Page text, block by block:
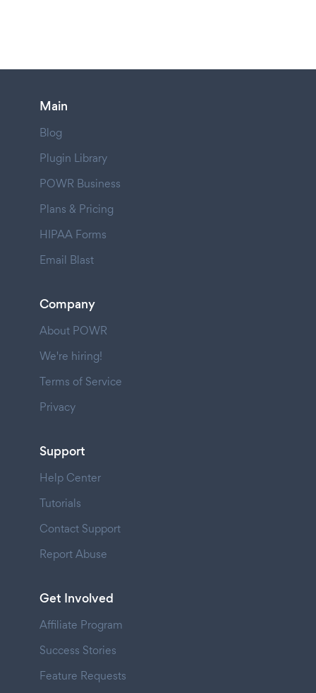
Main
Blog
Plugin Library
POWR Business
Plans & Pricing
HIPAA Forms
Email Blast
Company
About POWR
We're hiring!
Terms of Service
Privacy
Support
Help Center
Tutorials
Contact Support
Report Abuse
Get Involved
Affiliate Program
Success Stories
Feature Requests